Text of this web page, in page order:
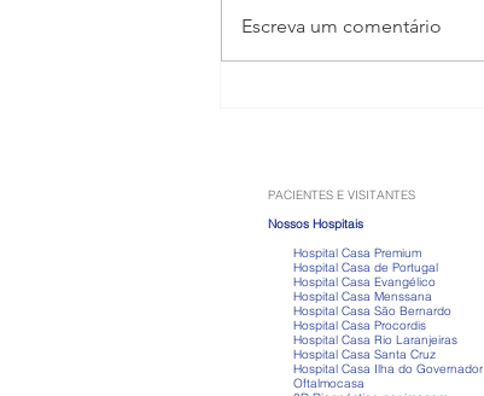
Escreva um comentário
PACIENTES E VISITANTES
Nossos Hospitais
Hospital Casa Premium
Hospital Casa de Portugal
Hospital Casa Evangélico
Hospital Casa Menssana
Hospital Casa São Bernardo
Hospital Casa Procordis
Hospital Casa Rio Laranjeiras
Hospital Casa Santa Cruz
Hospital Casa Ilha do Governador
Oftalmocasa